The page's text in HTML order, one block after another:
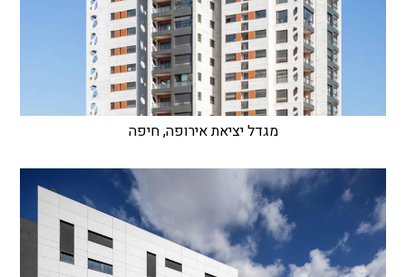
מגדל יציאת אירופה, חיפה